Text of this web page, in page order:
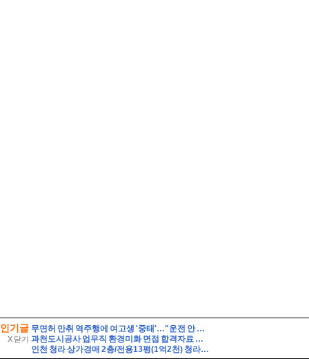
인기글
X 닫기
무면허 만취 역주행에 여고생 '중태'…"운전 안 했다" 거짓말 뒤집은 CCTV 입수
과천도시공사 업무직 환경미화 면접 합격자료 자기소개 스크립트 및 실제 면접 합격 답안
인천 청라 상가경매 2층/전용13평(1억2천) 청라3동행정복지센터인근 청라레이크봄 2층 미용실점포상가 유찰3회 인천청라상가 법원경매 매물건]